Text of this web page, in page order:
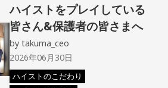
ハイストをプレイしている
皆さん&保護者の皆さまへ
bytakuma_ceo
2026年06月30日
ハイストのこだわり